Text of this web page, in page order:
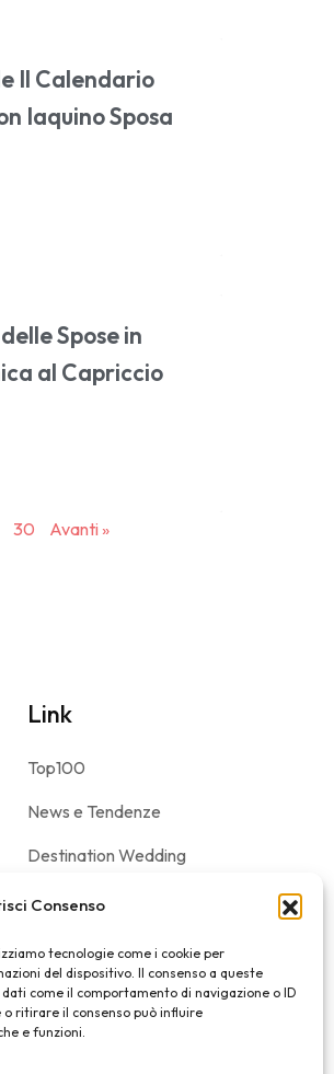
Consenso
tecnologie come i cookie per
del dispositivo. Il consenso a queste
come il comportamento di navigazione o ID
ritirare il consenso può influire
e funzioni.
Il Calendario
Iaquino Sposa
Spose in
al Capriccio
30 Avanti »
Link
Top100
News e Tendenze
Destination Wedding
Magazine